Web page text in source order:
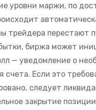
уровни маржи, по
трейдера перестают
биржа может
— уведомление о
счета. Если это
следует
закрытие